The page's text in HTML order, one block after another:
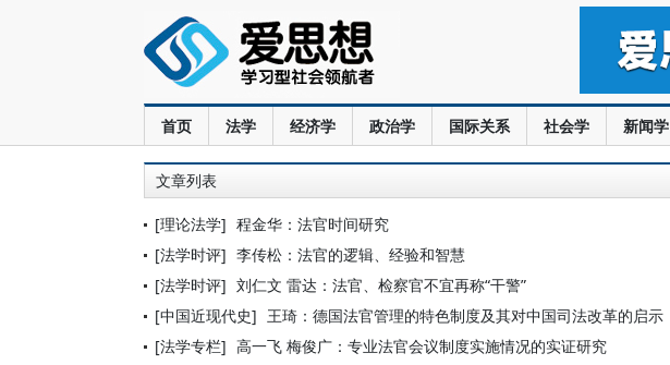
首页 法学 经济学 政治学 国际关系 社会学 新闻学
文章列表
[理论法学] 程金华：法官时间研究
[法学时评] 李传松：法官的逻辑、经验和智慧
[法学时评] 刘仁文 雷达：法官、检察官不宜再称“干警”
[中国近现代史] 王琦：德国法官管理的特色制度及其对中国司法改革的启示
[法学专栏] 高一飞 梅俊广：专业法官会议制度实施情况的实证研究